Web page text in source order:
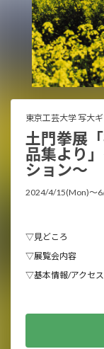
東京工芸大学 写大
土門拳󠄁展
品集より
ション〜
2024/4/15(Mon)〜
▽見どころ
▽展覧会内容
▽基本情報/アクセス